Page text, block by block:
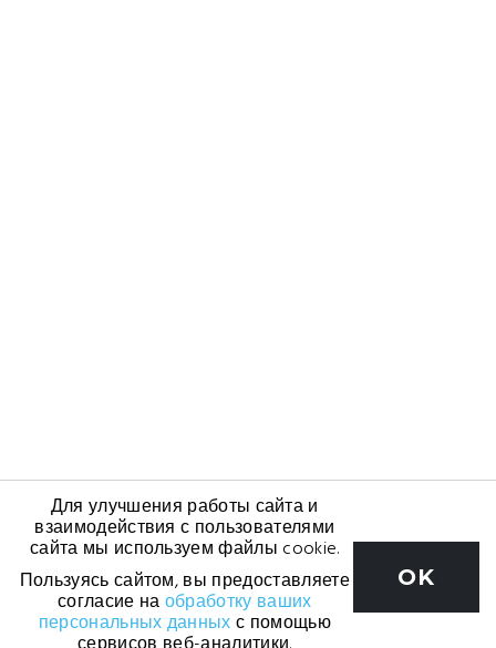
Для улучшения работы сайта и
взаимодействия с пользователями
сайта мы используем файлы cookie.
Пользуясь сайтом, вы предоставляете
согласие наобработку ваших
персональных данныхс помощью
OK